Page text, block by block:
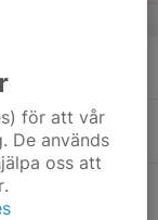
för att vår
De används
oss att